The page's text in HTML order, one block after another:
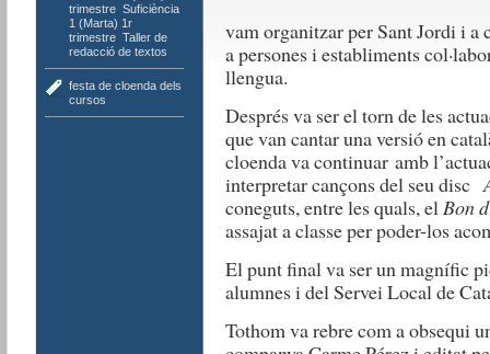
trimestre, Suficiència
1 (Marta) 1r
trimestre, Taller de
redacció de textos
festa de cloenda dels
cursos
vam organitzar per Sant Jordi i a
a persones i establiments
llengua.
Després va ser el torn de les
que van cantar una versió en
cloenda va continuar amb
interpretar cançons del seu disc
coneguts, entre les quals, el Bon
assajat a classe per poder-los
El punt final va ser un magnífic
alumnes i del Servei Local de
Tothom va rebre com a obsequi